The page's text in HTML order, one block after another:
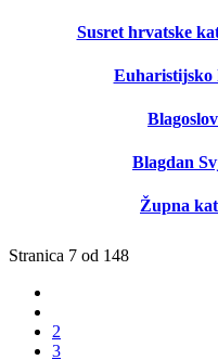
Susret hrvatske
Euharistijsko
Blagdan
Župna
Stranica 7 od 148
2
3